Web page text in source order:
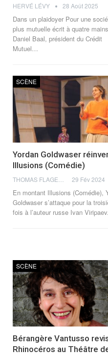
HERVÉ LÉVY 28 Août 2025
Dans un plaidoyer Pour une
plus mutuelle écrit à quatre
Daniel Baal, président du Crédit
Mutuel…
SCÈNE
Yordan Goldwaser
Illusions (Comédie)
29 Fév 2024
En montant Illusions (Comédie),
Goldwaser s’attaque pour la
fois à l’auteur russe Ivan Viripaev.
SCÈNE
Bérangère Vantusso
Rhinocéros au Théâtre